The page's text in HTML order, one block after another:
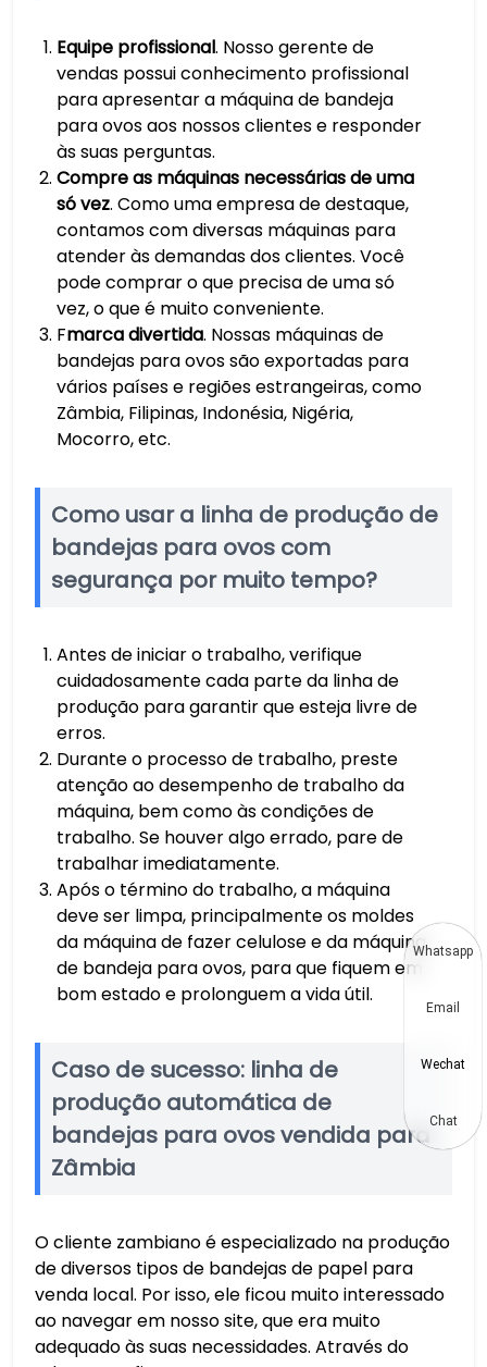
Equipe profissional. Nosso gerente de
vendas possui conhecimento profissional
para apresentar a máquina de bandeja
para ovos aos nossos clientes e responder
às suas perguntas.
Compre as máquinas necessárias de uma
só vez. Como uma empresa de destaque,
contamos com diversas máquinas para
atender às demandas dos clientes. Você
pode comprar o que precisa de uma só
vez, o que é muito conveniente.
Fmarca divertida. Nossas máquinas de
bandejas para ovos são exportadas para
vários países e regiões estrangeiras, como
Zâmbia, Filipinas, Indonésia, Nigéria,
Mocorro, etc.
Como usar a linha de produção de
bandejas para ovos com
segurança por muito tempo?
Antes de iniciar o trabalho, verifique
cuidadosamente cada parte da linha de
produção para garantir que esteja livre de
erros.
Durante o processo de trabalho, preste
atenção ao desempenho de trabalho da
máquina, bem como às condições de
trabalho. Se houver algo errado, pare de
trabalhar imediatamente.
Após o término do trabalho, a máquina
deve ser limpa, principalmente os moldes
da máquina de fazer celulose e da máquina
de bandeja para ovos, para que fiquem em
bom estado e prolonguem a vida útil.
Caso de sucesso: linha de
produção automática de
bandejas para ovos vendida para
Zâmbia
O cliente zambiano é especializado na produção
de diversos tipos de bandejas de papel para
venda local. Por isso, ele ficou muito interessado
ao navegar em nosso site, que era muito
adequado às suas necessidades. Através do
Whatsapp
Email
Wechat
Chat